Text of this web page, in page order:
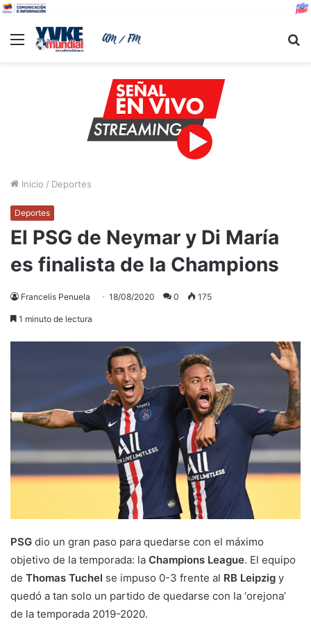
Menu
Inicio / Deportes
Deportes
El PSG de Neymar y Di María
es finalista de la Champions
Francelis Penuela 18/08/2020 0 175
1 minuto de lectura
PSG dio un gran paso para quedarse con el máximo
objetivo de la temporada: la Champions League. El equipo
de Thomas Tuchel se impuso 0-3 frente al RB Leipzig y
quedó a tan solo un partido de quedarse con la ‘orejona’
de la temporada 2019-2020.